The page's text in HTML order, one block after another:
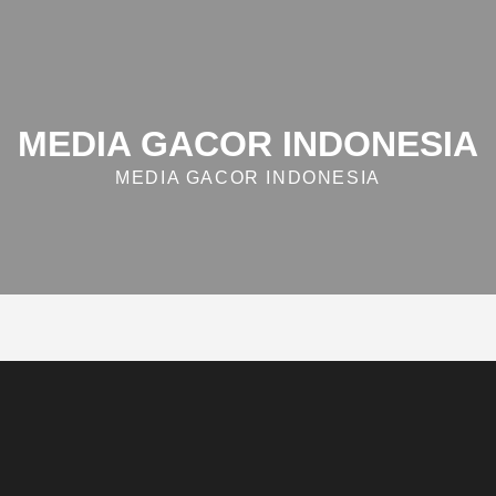
MEDIA GACOR INDONESIA
MEDIA GACOR INDONESIA